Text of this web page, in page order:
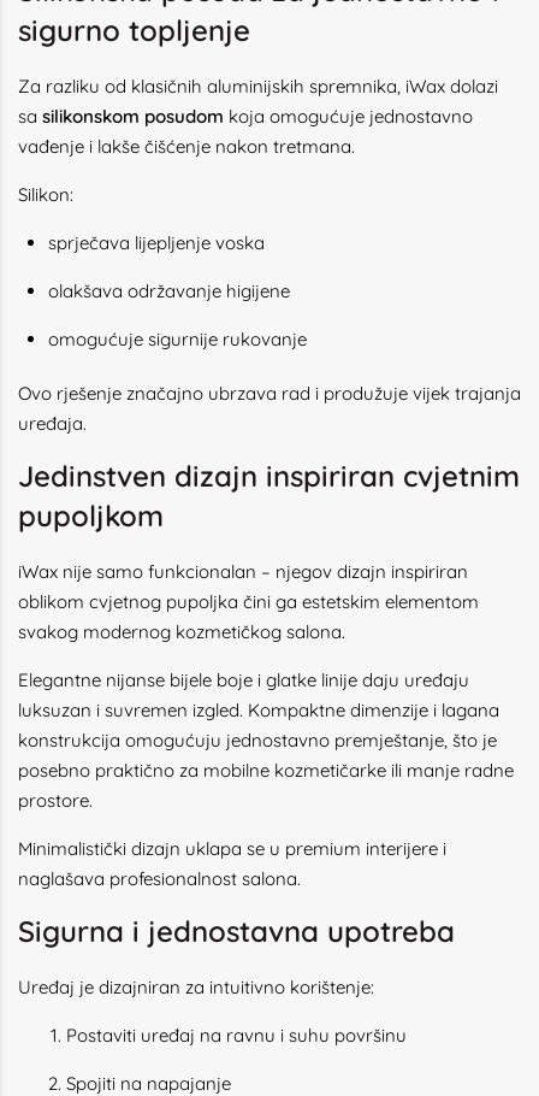
sigurno topljenje
Za razliku od klasičnih aluminijskih spremnika, iWax dolazi
sa silikonskom posudom koja omogućuje jednostavno
vađenje i lakše čišćenje nakon tretmana.
Silikon:
sprječava lijepljenje voska
olakšava održavanje higijene
omogućuje sigurnije rukovanje
Ovo rješenje značajno ubrzava rad i produžuje vijek trajanja
uređaja.
Jedinstven dizajn inspiriran cvjetnim
pupoljkom
iWax nije samo funkcionalan – njegov dizajn inspiriran
oblikom cvjetnog pupoljka čini ga estetskim elementom
svakog modernog kozmetičkog salona.
Elegantne nijanse bijele boje i glatke linije daju uređaju
luksuzan i suvremen izgled. Kompaktne dimenzije i lagana
konstrukcija omogućuju jednostavno premještanje, što je
posebno praktično za mobilne kozmetičarke ili manje radne
prostore.
Minimalistički dizajn uklapa se u premium interijere i
naglašava profesionalnost salona.
Sigurna i jednostavna upotreba
Uređaj je dizajniran za intuitivno korištenje:
Postaviti uređaj na ravnu i suhu površinu
Spojiti na napajanje